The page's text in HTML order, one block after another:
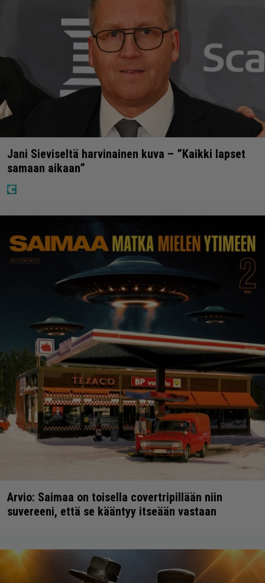
Jani Sieviseltä harvinainen kuva – ”Kaikki lapset
samaan aikaan”
Arvio: Saimaa on toisella covertripillään niin
suvereeni, että se kääntyy itseään vastaan